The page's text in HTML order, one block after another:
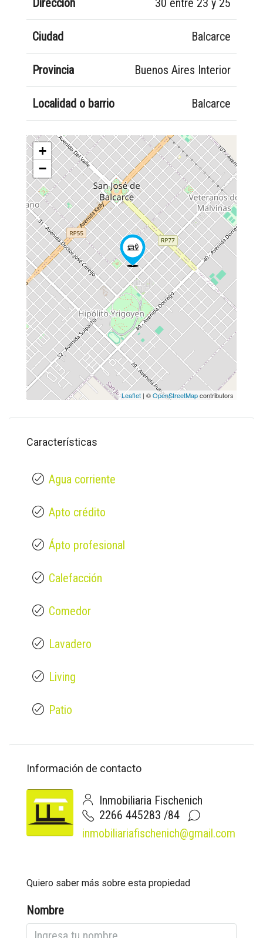
Dirección 30 entre 23 y 25
Ciudad Balcarce
Provincia Buenos Aires Interior
Localidad o barrio Balcarce
+
−
Leaflet | ©OpenStreetMapcontributors
Características
Agua corriente
Apto crédito
Ápto profesional
Calefacción
Comedor
Lavadero
Living
Patio
Información de contacto
Inmobiliaria Fischenich
2266 445283 /84
inmobiliariafischenich@gmail.com
Quiero saber más sobre esta propiedad
Nombre